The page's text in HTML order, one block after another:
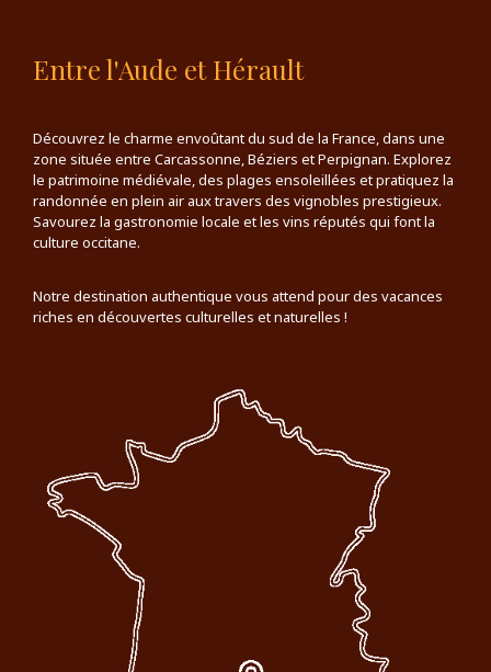
Entre l'Aude et Hérault
Découvrez le charme envoûtant du sud de la France, dans une
zone située entre Carcassonne, Béziers et Perpignan. Explorez
le patrimoine médiévale, des plages ensoleillées et pratiquez la
randonnée en plein air aux travers des vignobles prestigieux.
Savourez la gastronomie locale et les vins réputés qui font la
culture occitane.
Notre destination authentique vous attend pour des vacances
riches en découvertes culturelles et naturelles !